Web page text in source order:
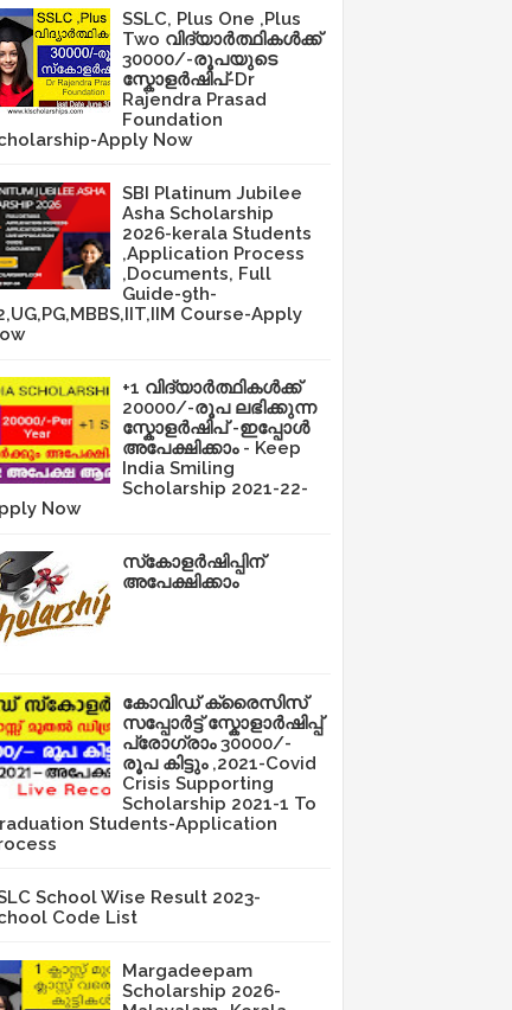
SSLC, Plus One ,Plus
Two വിദ്യാർത്ഥികൾക്ക്
30000/-രൂപയുടെ
സ്കോളർഷിപ്-Dr
Rajendra Prasad
Foundation
Apply Now
SBI Platinum Jubilee
Asha Scholarship
2026-kerala Students
,Application Process
,Documents, Full
Guide-9th-
Course-Apply
+1 വിദ്യാർത്ഥികൾക്ക്
20000/-രൂപ ലഭിക്കുന്ന
സ്കോളർഷിപ് -ഇപ്പോൾ
അപേക്ഷിക്കാം - Keep
India Smiling
Scholarship 2021-22-
Now
സ്‌കോളർഷിപ്പിന്
അപേക്ഷിക്കാം
കോവിഡ് ക്രൈസിസ്
സപ്പോർട്ട് സ്കോളാർഷിപ്പ്
പ്രോഗ്രാം 30000/-
രൂപ കിട്ടും ,2021-Covid
Crisis Supporting
Scholarship 2021-1 To
Students-Application
School Wise Result 2023-
Code List
Margadeepam
Scholarship 2026-